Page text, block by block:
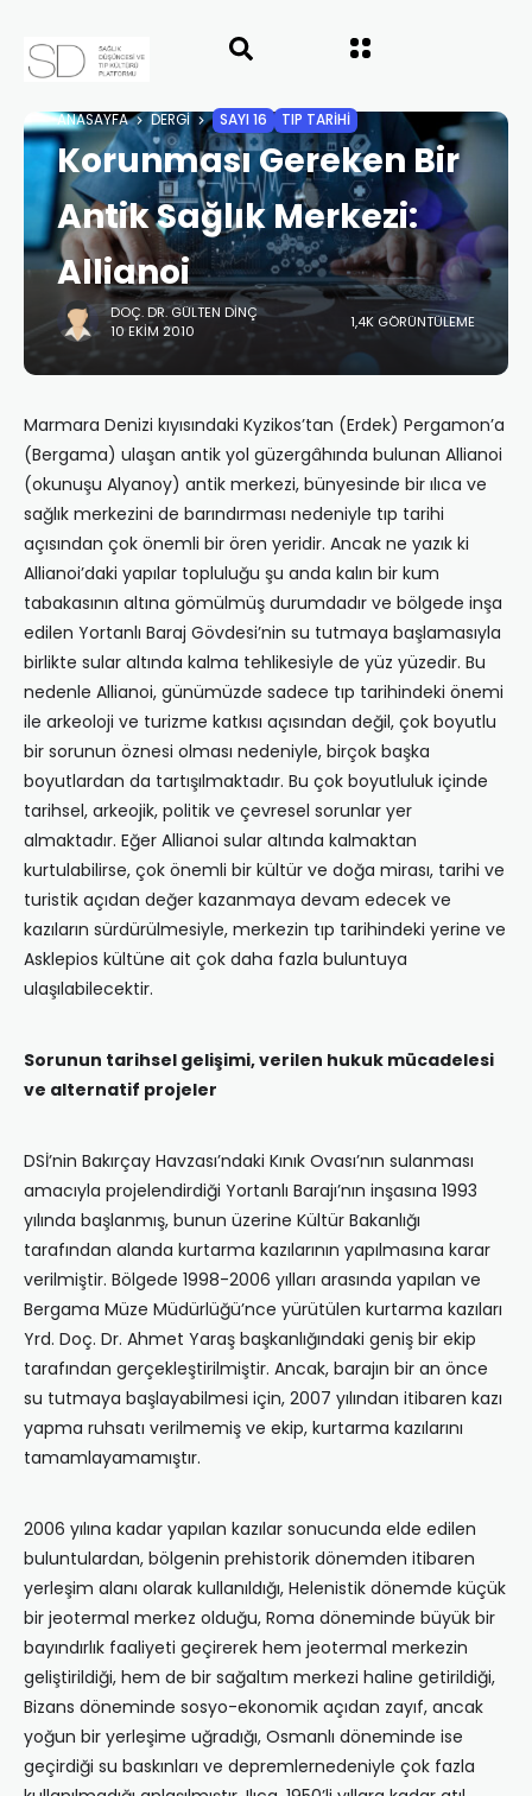
ANASAYFA DERGI SAYI 16 TIP TARİHİ
Korunması Gereken Bir
Antik Sağlık Merkezi:
Allianoi
DOÇ. DR. GÜLTEN DINÇ
10 EKIM 2010
1,4K GÖRÜNTÜLEME
Marmara Denizi kıyısındaki Kyzikos’tan (Erdek) Pergamon’a
(Bergama) ulaşan antik yol güzergâhında bulunan Allianoi
(okunuşu Alyanoy) antik merkezi, bünyesinde bir ılıca ve
sağlık merkezini de barındırması nedeniyle tıp tarihi
açısından çok önemli bir ören yeridir. Ancak ne yazık ki
Allianoi’daki yapılar topluluğu şu anda kalın bir kum
tabakasının altına gömülmüş durumdadır ve bölgede inşa
edilen Yortanlı Baraj Gövdesi’nin su tutmaya başlamasıyla
birlikte sular altında kalma tehlikesiyle de yüz yüzedir. Bu
nedenle Allianoi, günümüzde sadece tıp tarihindeki önemi
ile arkeoloji ve turizme katkısı açısından değil, çok boyutlu
bir sorunun öznesi olması nedeniyle, birçok başka
boyutlardan da tartışılmaktadır. Bu çok boyutluluk içinde
tarihsel, arkeojik, politik ve çevresel sorunlar yer
almaktadır. Eğer Allianoi sular altında kalmaktan
kurtulabilirse, çok önemli bir kültür ve doğa mirası, tarihi ve
turistik açıdan değer kazanmaya devam edecek ve
kazıların sürdürülmesiyle, merkezin tıp tarihindeki yerine ve
Asklepios kültüne ait çok daha fazla buluntuya
ulaşılabilecektir.
Sorunun tarihsel gelişimi, verilen hukuk mücadelesi
ve alternatif projeler
DSİ’nin Bakırçay Havzası’ndaki Kınık Ovası’nın sulanması
amacıyla projelendirdiği Yortanlı Barajı’nın inşasına 1993
yılında başlanmış, bunun üzerine Kültür Bakanlığı
tarafından alanda kurtarma kazılarının yapılmasına karar
verilmiştir. Bölgede 1998-2006 yılları arasında yapılan ve
Bergama Müze Müdürlüğü’nce yürütülen kurtarma kazıları
Yrd. Doç. Dr. Ahmet Yaraş başkanlığındaki geniş bir ekip
tarafından gerçekleştirilmiştir. Ancak, barajın bir an önce
su tutmaya başlayabilmesi için, 2007 yılından itibaren kazı
yapma ruhsatı verilmemiş ve ekip, kurtarma kazılarını
tamamlayamamıştır.
2006 yılına kadar yapılan kazılar sonucunda elde edilen
buluntulardan, bölgenin prehistorik dönemden itibaren
yerleşim alanı olarak kullanıldığı, Helenistik dönemde küçük
bir jeotermal merkez olduğu, Roma döneminde büyük bir
bayındırlık faaliyeti geçirerek hem jeotermal merkezin
geliştirildiği, hem de bir sağaltım merkezi haline getirildiği,
Bizans döneminde sosyo-ekonomik açıdan zayıf, ancak
yoğun bir yerleşime uğradığı, Osmanlı döneminde ise
geçirdiği su baskınları ve depremlernedeniyle çok fazla